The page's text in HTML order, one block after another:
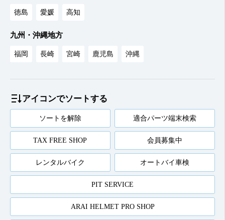
徳島 愛媛 高知
九州・沖縄地方
福岡 長崎 宮崎 鹿児島 沖縄
アイコンでソートする
ソートを解除 適合パーツ端末検索
TAX FREE SHOP 会員募集中
レンタルバイク オートバイ車検
PIT SERVICE
ARAI HELMET PRO SHOP